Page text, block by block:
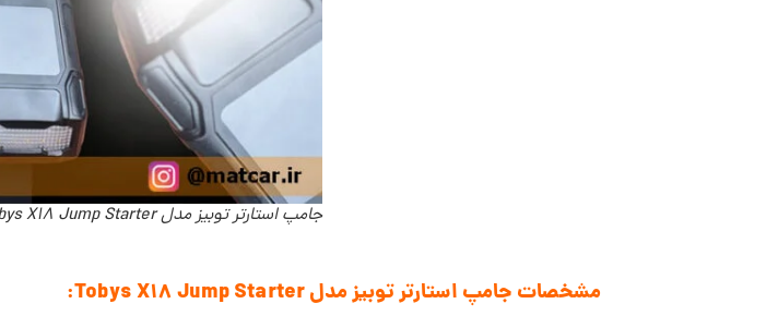
جامپ استارتر توبیز مدل Tobys X18 Jump Starter
مشخصات جامپ استارتر توبیز مدل Tobys X18 Jump Starter: